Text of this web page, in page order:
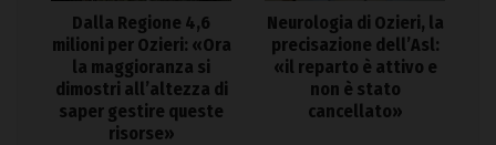
Dalla Regione 4,6
milioni per Ozieri: «Ora
la maggioranza si
dimostri all’altezza di
saper gestire queste
risorse»
Neurologia di Ozieri, la
precisazione dell’Asl:
«il reparto è attivo e
non è stato
cancellato»